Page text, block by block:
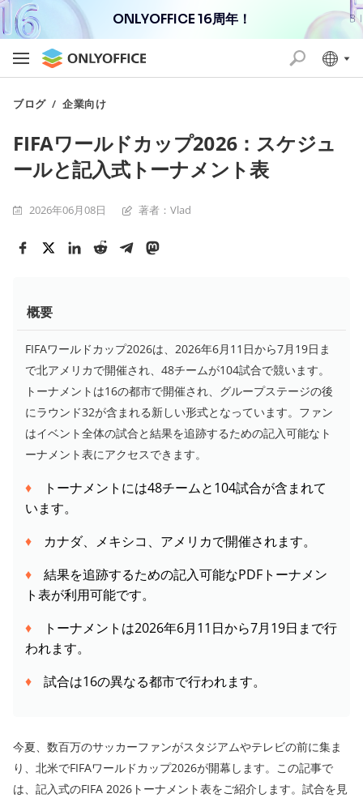
ONLYOFFICE 16周年！
ブログ/企業向け
FIFAワールドカップ2026：スケジュ
ールと記入式トーナメント表
2026年06月08日 著者：Vlad
概要
FIFAワールドカップ2026は、2026年6月11日から7月19日ま
で北アメリカで開催され、48チームが104試合で競います。
トーナメントは16の都市で開催され、グループステージの後
にラウンド32が含まれる新しい形式となっています。ファン
はイベント全体の試合と結果を追跡するための記入可能なト
ーナメント表にアクセスできます。
トーナメントには48チームと104試合が含まれて
います。
カナダ、メキシコ、アメリカで開催されます。
結果を追跡するための記入可能なPDFトーナメン
ト表が利用可能です。
トーナメントは2026年6月11日から7月19日まで行
われます。
試合は16の異なる都市で行われます。
今夏、数百万のサッカーファンがスタジアムやテレビの前に集ま
り、北米でFIFAワールドカップ2026が開幕します。この記事で
は、記入式のFIFA 2026トーナメント表をご紹介します。試合を見